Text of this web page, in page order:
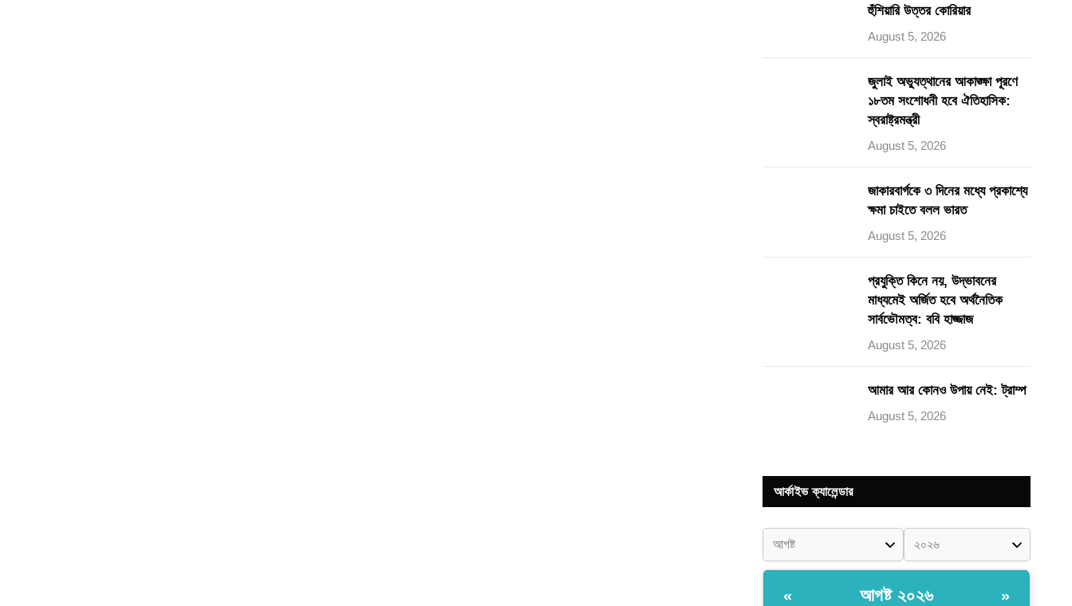
হুঁশিয়ারি উত্তর কোরিয়ার
August 5, 2026
জুলাই অভ্যুত্থানের আকাঙ্ক্ষা পূরণে
১৮তম সংশোধনী হবে ঐতিহাসিক:
স্বরাষ্ট্রমন্ত্রী
August 5, 2026
জাকারবার্গকে ৩ দিনের মধ্যে প্রকাশ্যে
ক্ষমা চাইতে বলল ভারত
August 5, 2026
প্রযুক্তি কিনে নয়, উদ্ভাবনের
মাধ্যমেই অর্জিত হবে অর্থনৈতিক
সার্বভৌমত্ব: ববি হাজ্জাজ
August 5, 2026
আমার আর কোনও উপায় নেই: ট্রাম্প
August 5, 2026
আর্কাইভ ক্যালেন্ডার
« আগষ্ট ২০২৬ »